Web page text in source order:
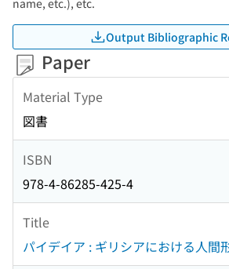
name, etc.), etc.
Output Bibliographic
Paper
Material Type
図書
ISBN
978-4-86285-425-4
Title
パイデイア : ギリシアにおける人間